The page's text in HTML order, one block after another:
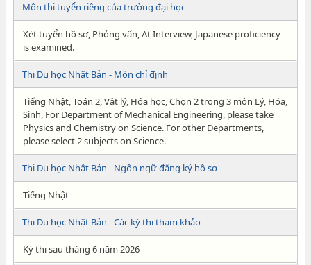
Môn thi tuyển riêng của trường đại học
Xét tuyển hồ sơ, Phỏng vấn, At Interview, Japanese proficiency
is examined.
Thi Du học Nhật Bản - Môn chỉ định
Tiếng Nhật, Toán 2, Vật lý, Hóa học, Chọn 2 trong 3 môn Lý, Hóa,
Sinh, For Department of Mechanical Engineering, please take
Physics and Chemistry on Science. For other Departments,
please select 2 subjects on Science.
Thi Du học Nhật Bản - Ngôn ngữ đăng ký hồ sơ
Tiếng Nhật
Thi Du học Nhật Bản - Các kỳ thi tham khảo
Kỳ thi sau tháng 6 năm 2026